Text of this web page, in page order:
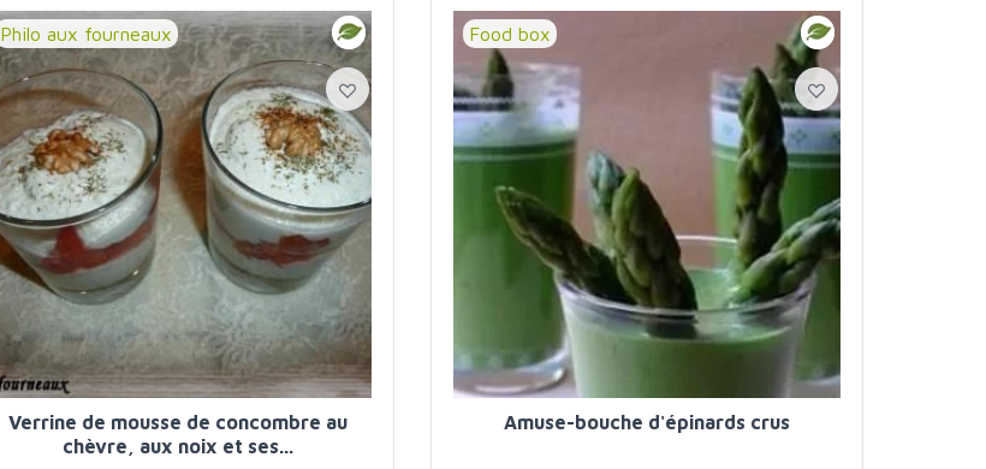
Philo aux fourneaux
Verrine de mousse de concombre au
chèvre, aux noix et ses...
Food box
Amuse-bouche d'épinards crus